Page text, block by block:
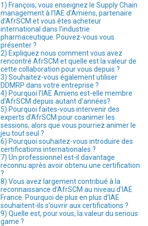
1) François, vous enseignez le Supply Chain
management à l’IAE d’Amiens, partenaire
d’AfrSCM et vous êtes acheteur
international dans l’industrie
pharmaceutique. Pouvez-vous vous
présenter ?
2) Expliquez nous comment vous avez
rencontré AfrSCM et quelle est la valeur de
cette collaboration pour vous depuis ?
3) Souhaitez-vous également utiliser
DDMRP dans votre entreprise ?
4) Pourquoi l’IAE Amiens est-elle membre
d’AfrSCM depuis autant d’années?
5) Pourquoi faites-vous intervenir des
experts d’AfrSCM pour coanimer les
sessions, alors que vous pourriez animer le
jeu tout seul ?
6) Pourquoi souhaitez-vous introduire des
certifications internationales ?
7) Un professionnel est-il davantage
reconnu après avoir obtenu une certification
?
8) Vous avez largement contribué à la
reconnaissance d’AfrSCM au niveau d’IAE
France. Pourquoi de plus en plus d’IAE
souhaitent-ils s’ouvrir aux certifications ?
9) Quelle est, pour vous, la valeur du serious
game ?